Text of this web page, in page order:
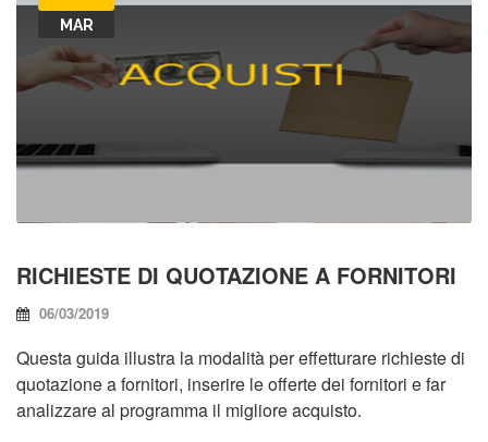
MAR
RICHIESTE DI QUOTAZIONE A FORNITORI
06/03/2019
Questa guida illustra la modalità per effetturare richieste di
quotazione a fornitori, inserire le offerte dei fornitori e far
analizzare al programma il migliore acquisto.